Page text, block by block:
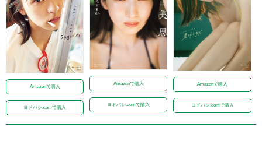
Amazonで購入
ヨドバシ.comで購入
Amazonで購入
ヨドバシ.comで購入
Amazonで購入
ヨドバシ.comで購入